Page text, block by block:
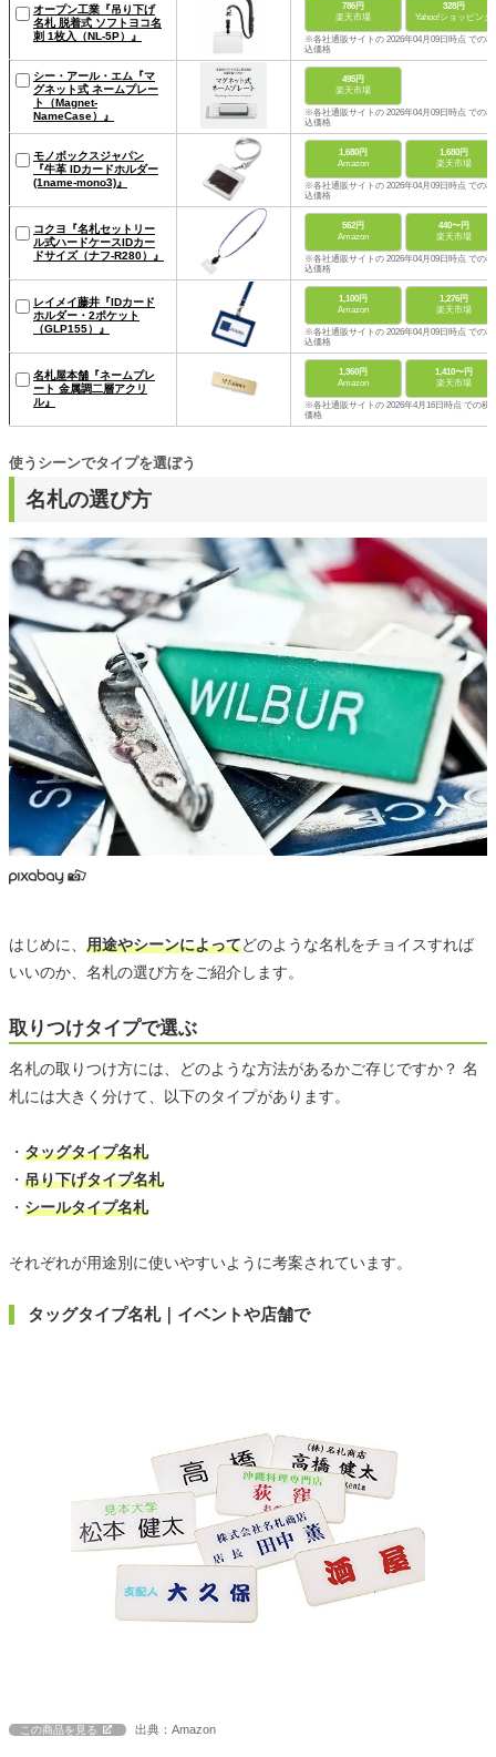
オープン工業『吊り下げ
名札 脱着式 ソフトヨコ名
刺 1枚入（NL-5P）』
786円
楽天市場
328円
Yahoo!ショッピング
※各社通販サイトの 2026年04月09日時点 での税
込価格
シー・アール・エム『マ
グネット式 ネームプレー
ト（Magnet-
NameCase）』
495円
楽天市場
※各社通販サイトの 2026年04月09日時点 での税
込価格
モノボックスジャパン
『牛革 IDカードホルダー
(1name-mono3)』
1,680円
Amazon
1,680円
楽天市場
※各社通販サイトの 2026年04月09日時点 での税
込価格
コクヨ『名札セットリー
ル式ハードケースIDカー
ドサイズ（ナフ-R280）』
562円
Amazon
440〜円
楽天市場
※各社通販サイトの 2026年04月09日時点 での税
込価格
レイメイ藤井『IDカード
ホルダー・2ポケット
（GLP155）』
1,100円
Amazon
1,276円
楽天市場
※各社通販サイトの 2026年04月09日時点 での税
込価格
名札屋本舗『ネームプレ
ート 金属調二層アクリ
ル』
1,360円
Amazon
1,410〜円
楽天市場
※各社通販サイトの 2026年4月16日時点 での税
価格
名札の選び方
使うシーンでタイプを選ぼう
はじめに、 用途やシーンによってどのような名札をチョイスすれば
いいのか、名札の選び方をご紹介します。
取りつけタイプで選ぶ
名札の取りつけ方には、どのような方法があるかご存じですか？ 名
札には大きく分けて、以下のタイプがあります。
・ タッグタイプ名札
・ 吊り下げタイプ名札
・ シールタイプ名札
それぞれが用途別に使いやすいように考案されています。
タッグタイプ名札｜イベントや店舗で
この商品を見る 出典：Amazon